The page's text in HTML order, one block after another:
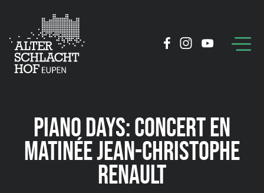
PIANO DAYS: CONCERT EN
MATINÉE JEAN-CHRISTOPHE
RENAULT